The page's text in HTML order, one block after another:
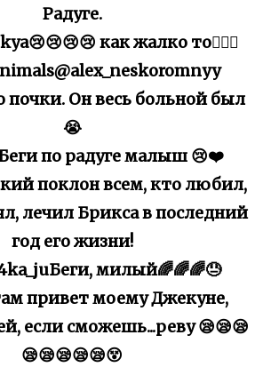
Радуге.
как жалко то🤦🏽‍♀️
почки. Он весь больной был
😭
по радуге малыш 😢❤️
поклон всем, кто любил,
лечил Брикса в последний
год его жизни!
милый🌈🌈🌈😓
привет моему Джекуне,
если сможешь...реву 😪😪😪
😪😪😪😪😪😵